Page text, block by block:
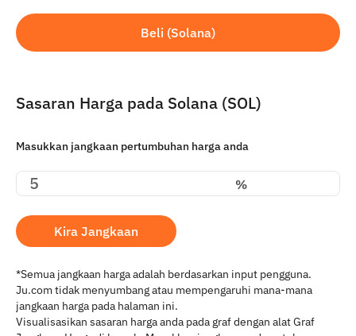
Beli (Solana)
Sasaran Harga pada Solana (SOL)
Masukkan jangkaan pertumbuhan harga anda
%
Kira Jangkaan
*Semua jangkaan harga adalah berdasarkan input pengguna.
Ju.com tidak menyumbang atau mempengaruhi mana-mana
jangkaan harga pada halaman ini.
Visualisasikan sasaran harga anda pada graf dengan alat Graf